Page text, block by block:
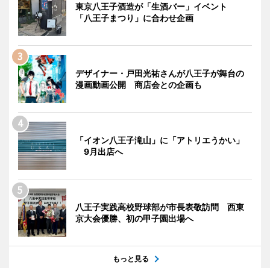
東京八王子酒造が「生酒バー」イベント
「八王子まつり」に合わせ企画
デザイナー・戸田光祐さんが八王子が舞台の
漫画動画公開 商店会との企画も
「イオン八王子滝山」に「アトリエうかい」
9月出店へ
八王子実践高校野球部が市長表敬訪問 西東
京大会優勝、初の甲子園出場へ
もっと見る